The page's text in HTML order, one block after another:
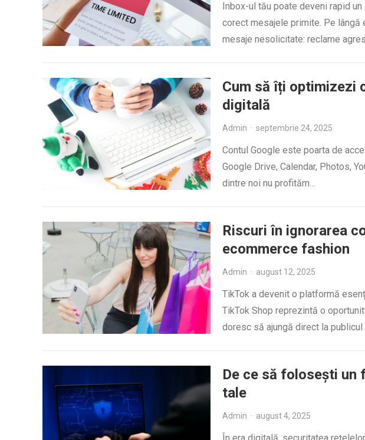
Inbox-ul tău poate deveni rapid
corect mesajele primite. Pe lângă
mesaje nesolicitate: reclame
Cum să îți optimizezi
digitală
Admin · septembrie 24, 2025
Contul Google este poarta de
Google Drive, Calendar, Photos,
dintre noi nu profităm…
Riscuri în ignorarea
ecommerce fashion
Admin · august 12, 2025
TikTok a devenit o platformă
TikTok Shop reprezintă o
doresc să ajungă direct la publicul
De ce să folosești un
tale
Admin · august 4, 2025